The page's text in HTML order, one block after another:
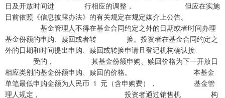
日及开放时间进 行相应的调整， 但应在实施
日前依照《信息披露办法》的有关规定在规定媒介上公告。
基金管理人不得在基金合同约定之外的日期或者时间办理
基金份额的申购、赎回或者转 换。投资者在基金合同约定之
外的日期和时间提出申购、赎回或转换申请且登记机构确认接
受的， 其基金份额申购、赎回价格为下一开放日
相应类别的基金份额申购、赎回的价格。 本基金
单笔最低申购金额为人民币 1 元（含申购费）， 基金管
理人规定， 投资者通过销售机 构